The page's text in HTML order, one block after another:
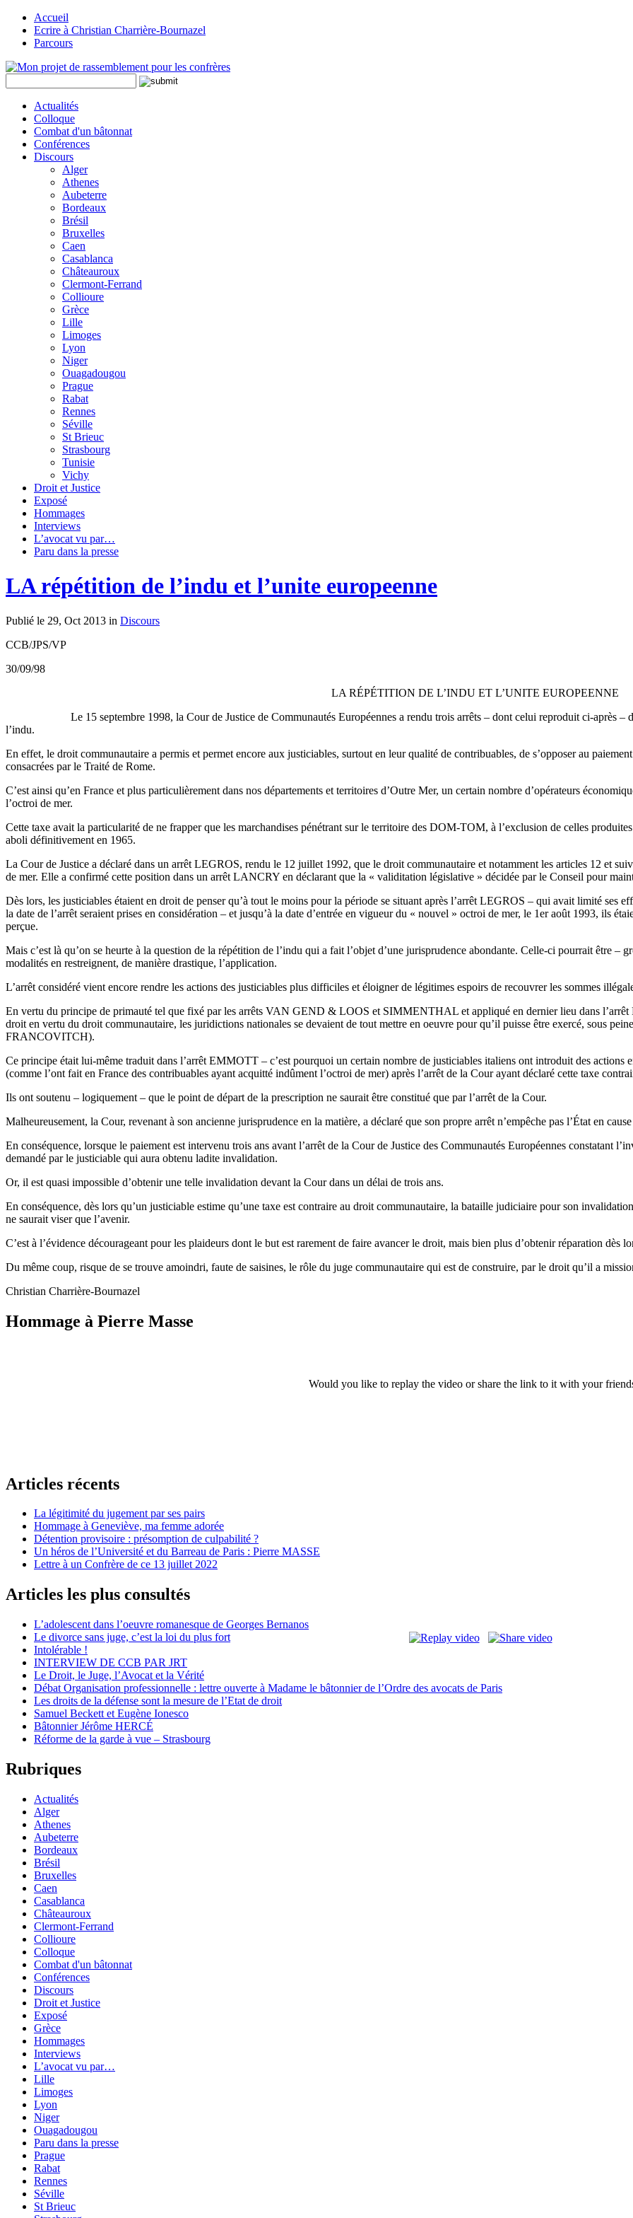
Accueil
Ecrire à Christian Charrière-Bournazel
Parcours
Actualités
Colloque
Combat d'un bâtonnat
Conférences
Discours
Alger
Athenes
Aubeterre
Bordeaux
Brésil
Bruxelles
Caen
Casablanca
Châteauroux
Clermont-Ferrand
Collioure
Grèce
Lille
Limoges
Lyon
Niger
Ouagadougou
Prague
Rabat
Rennes
Séville
St Brieuc
Strasbourg
Tunisie
Vichy
Droit et Justice
Exposé
Hommages
Interviews
L’avocat vu par…
Paru dans la presse
LA répétition de l’indu et l’unite europeenne
Publié le 29, Oct 2013 in Discours
CCB/JPS/VP
30/09/98
LA RÉPÉTITION DE L’INDU ET L’UNITE EUROPEENNE
Le 15 septembre 1998, la Cour de Justice de Communautés Européennes a rendu trois arrêts – dont celui reproduit ci-après –
l’indu.
En effet, le droit communautaire a permis et permet encore aux justiciables, surtout en leur qualité de contribuables, de s’opposer au
consacrées par le Traité de Rome.
C’est ainsi qu’en France et plus particulièrement dans nos départements et territoires d’Outre Mer, un certain nombre d’opérateurs
l’octroi de mer.
Cette taxe avait la particularité de ne frapper que les marchandises pénétrant sur le territoire des DOM-TOM, à l’exclusion de celles
aboli définitivement en 1965.
La Cour de Justice a déclaré dans un arrêt LEGROS, rendu le 12 juillet 1992, que le droit communautaire et notamment les articles 12 et
de mer. Elle a confirmé cette position dans un arrêt LANCRY en déclarant que la « validitation législative » décidée par le Conseil pour
Dès lors, les justiciables étaient en droit de penser qu’à tout le moins pour la période se situant après l’arrêt LEGROS – qui avait limité ses
la date de l’arrêt seraient prises en considération – et jusqu’à la date d’entrée en vigueur du « nouvel » octroi de mer, le 1er août 1993, ils
perçue.
Mais c’est là qu’on se heurte à la question de la répétition de l’indu qui a fait l’objet d’une jurisprudence abondante. Celle-ci pourrait être –
modalités en restreignent, de manière drastique, l’application.
L’arrêt considéré vient encore rendre les actions des justiciables plus difficiles et éloigner de légitimes espoirs de recouvrer les sommes
En vertu du principe de primauté tel que fixé par les arrêts VAN GEND & LOOS et SIMMENTHAL et appliqué en dernier lieu dans
droit en vertu du droit communautaire, les juridictions nationales se devaient de tout mettre en oeuvre pour qu’il puisse être exercé, sous
FRANCOVITCH).
Ce principe était lui-même traduit dans l’arrêt EMMOTT – c’est pourquoi un certain nombre de justiciables italiens ont introduit des actions
(comme l’ont fait en France des contribuables ayant acquitté indûment l’octroi de mer) après l’arrêt de la Cour ayant déclaré cette taxe
Ils ont soutenu – logiquement – que le point de départ de la prescription ne saurait être constitué que par l’arrêt de la Cour.
Malheureusement, la Cour, revenant à son ancienne jurisprudence en la matière, a déclaré que son propre arrêt n’empêche pas l’État en
En conséquence, lorsque le paiement est intervenu trois ans avant l’arrêt de la Cour de Justice des Communautés Européennes constatant
demandé par le justiciable qui aura obtenu ladite invalidation.
Or, il est quasi impossible d’obtenir une telle invalidation devant la Cour dans un délai de trois ans.
En conséquence, dès lors qu’un justiciable estime qu’une taxe est contraire au droit communautaire, la bataille judiciaire pour son
ne saurait viser que l’avenir.
C’est à l’évidence décourageant pour les plaideurs dont le but est rarement de faire avancer le droit, mais bien plus d’obtenir réparation dès
Du même coup, risque de se trouve amoindri, faute de saisines, le rôle du juge communautaire qui est de construire, par le droit qu’il a
Christian Charrière-Bournazel
Hommage à Pierre Masse
Would you like to replay the video or share the link to it with your
Articles récents
La légitimité du jugement par ses pairs
Hommage à Geneviève, ma femme adorée
Détention provisoire : présomption de culpabilité ?
Un héros de l’Université et du Barreau de Paris : Pierre MASSE
Lettre à un Confrère de ce 13 juillet 2022
Articles les plus consultés
L’adolescent dans l’oeuvre romanesque de Georges Bernanos
Le divorce sans juge, c’est la loi du plus fort
Intolérable !
INTERVIEW DE CCB PAR JRT
Le Droit, le Juge, l’Avocat et la Vérité
Débat Organisation professionnelle : lettre ouverte à Madame le bâtonnier de l’Ordre des avocats de Paris
Les droits de la défense sont la mesure de l’Etat de droit
Samuel Beckett et Eugène Ionesco
Bâtonnier Jérôme HERCÉ
Réforme de la garde à vue – Strasbourg
Rubriques
Actualités
Alger
Athenes
Aubeterre
Bordeaux
Brésil
Bruxelles
Caen
Casablanca
Châteauroux
Clermont-Ferrand
Collioure
Colloque
Combat d'un bâtonnat
Conférences
Discours
Droit et Justice
Exposé
Grèce
Hommages
Interviews
L’avocat vu par…
Lille
Limoges
Lyon
Niger
Ouagadougou
Paru dans la presse
Prague
Rabat
Rennes
Séville
St Brieuc